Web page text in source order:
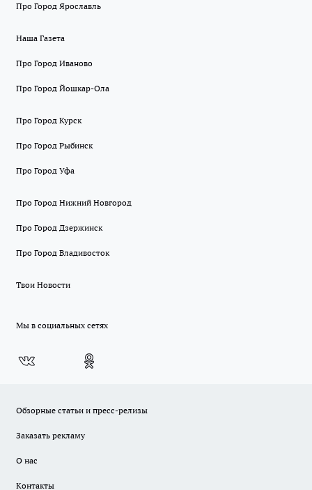
Про Город Ярославль
Наша Газета
Про Город Иваново
Про Город Йошкар-Ола
Про Город Курск
Про Город Рыбинск
Про Город Уфа
Про Город Нижний Новгород
Про Город Дзержинск
Про Город Владивосток
Твои Новости
Мы в социальных сетях
Обзорные статьи и пресс-релизы
Заказать рекламу
О нас
Контакты